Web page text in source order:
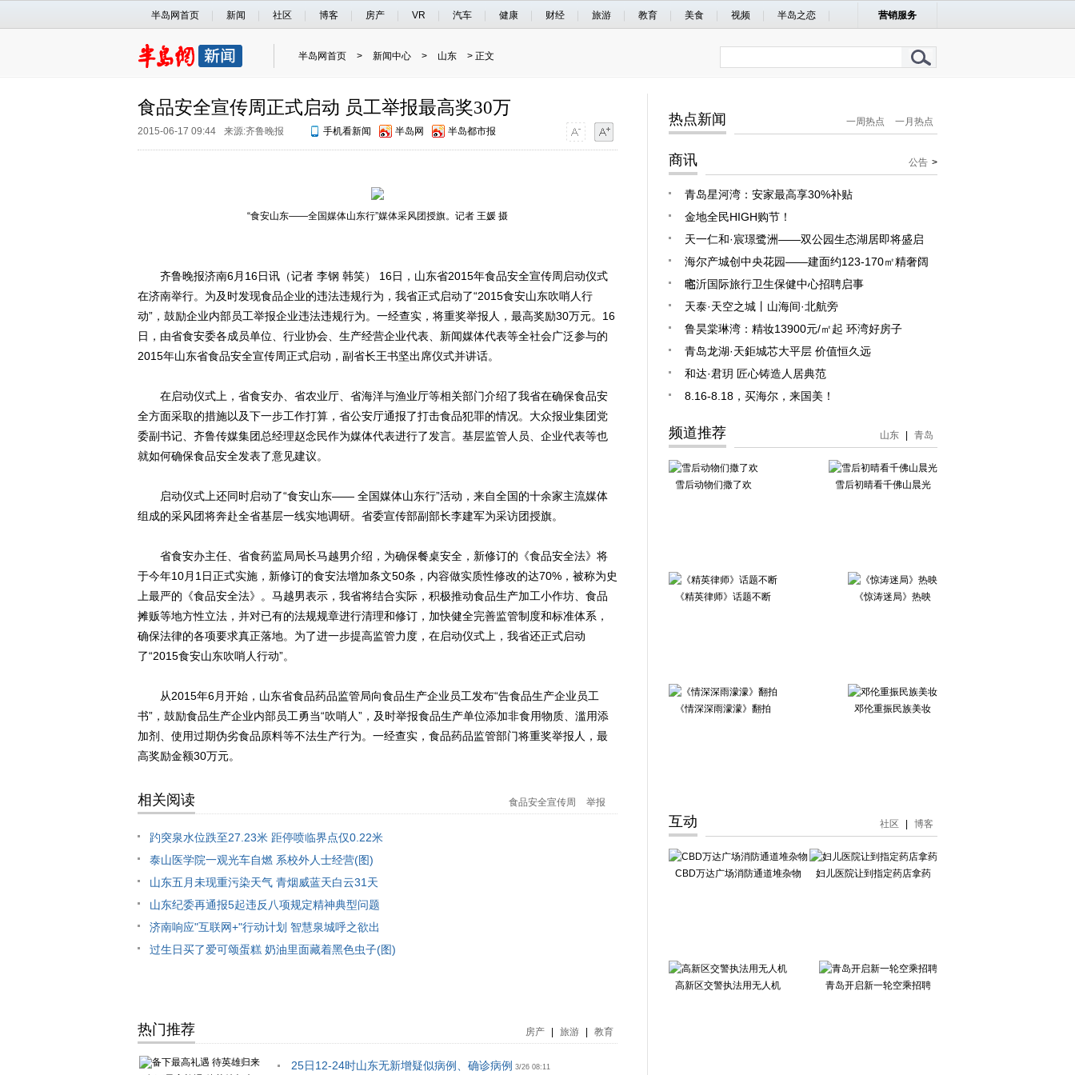
半岛网首页 新闻 社区 博客 房产 VR 汽车 健康 财经 旅游 教育 美食 视频 半岛之恋 营销服务
半岛网首页 > 新闻中心 > 山东 > 正文
食品安全宣传周正式启动 员工举报最高奖30万
2015-06-17 09:44 来源:齐鲁晚报 手机看新闻 半岛网 半岛都市报
“食安山东——全国媒体山东行”媒体采风团授旗。记者 王媛 摄
齐鲁晚报济南6月16日讯（记者 李钢 韩笑） 16日，山东省2015年食品安全宣传周启动仪式
在济南举行。为及时发现食品企业的违法违规行为，我省正式启动了“2015食安山东吹哨人行
动”，鼓励企业内部员工举报企业违法违规行为。一经查实，将重奖举报人，最高奖励30万元。16
日，由省食安委各成员单位、行业协会、生产经营企业代表、新闻媒体代表等全社会广泛参与的
2015年山东省食品安全宣传周正式启动，副省长王书坚出席仪式并讲话。
在启动仪式上，省食安办、省农业厅、省海洋与渔业厅等相关部门介绍了我省在确保食品安
全方面采取的措施以及下一步工作打算，省公安厅通报了打击食品犯罪的情况。大众报业集团党
委副书记、齐鲁传媒集团总经理赵念民作为媒体代表进行了发言。基层监管人员、企业代表等也
就如何确保食品安全发表了意见建议。
启动仪式上还同时启动了“食安山东—— 全国媒体山东行”活动，来自全国的十余家主流媒体
组成的采风团将奔赴全省基层一线实地调研。省委宣传部副部长李建军为采访团授旗。
省食安办主任、省食药监局局长马越男介绍，为确保餐桌安全，新修订的《食品安全法》将
于今年10月1日正式实施，新修订的食安法增加条文50条，内容做实质性修改的达70%，被称为史
上最严的《食品安全法》。马越男表示，我省将结合实际，积极推动食品生产加工小作坊、食品
摊贩等地方性立法，并对已有的法规规章进行清理和修订，加快健全完善监管制度和标准体系，
确保法律的各项要求真正落地。为了进一步提高监管力度，在启动仪式上，我省还正式启动
了“2015食安山东吹哨人行动”。
从2015年6月开始，山东省食品药品监管局向食品生产企业员工发布“告食品生产企业员工
书”，鼓励食品生产企业内部员工勇当“吹哨人”，及时举报食品生产单位添加非食用物质、滥用添
加剂、使用过期伪劣食品原料等不法生产行为。一经查实，食品药品监管部门将重奖举报人，最
高奖励金额30万元。
相关阅读 食品安全宣传周 举报
趵突泉水位跌至27.23米 距停喷临界点仅0.22米
泰山医学院一观光车自燃 系校外人士经营(图)
山东五月未现重污染天气 青烟威蓝天白云31天
山东纪委再通报5起违反八项规定精神典型问题
济南响应"互联网+"行动计划 智慧泉城呼之欲出
过生日买了爱可颂蛋糕 奶油里面藏着黑色虫子(图)
热门推荐 房产 旅游 教育
25日12-24时山东无新增疑似病例、确诊病例 3/26 08:11
热点新闻 一周热点 一月热点
商讯 公告 >
青岛星河湾：安家最高享30%补贴
金地全民HIGH购节！
天一仁和·宸璟鹭洲——双公园生态湖居即将盛启
海尔产城创中央花园——建面约123-170㎡精奢阔
宅
临沂国际旅行卫生保健中心招聘启事
天泰·天空之城丨山海间·北航旁
鲁昊棠琳湾：精妆13900元/㎡起 环湾好房子
青岛龙湖·天鉅城芯大平层 价值恒久远
和达·君玥 匠心铸造人居典范
8.16-8.18，买海尔，来国美！
频道推荐 山东 青岛
雪后动物们撒了欢 雪后初晴看千佛山晨光
《精英律师》话题不断 《惊涛迷局》热映
《情深深雨濛濛》翻拍 邓伦重振民族美妆
互动 社区 博客
CBD万达广场消防通道堆杂物 妇儿医院让到指定药店拿药
高新区交警执法用无人机 青岛开启新一轮空乘招聘